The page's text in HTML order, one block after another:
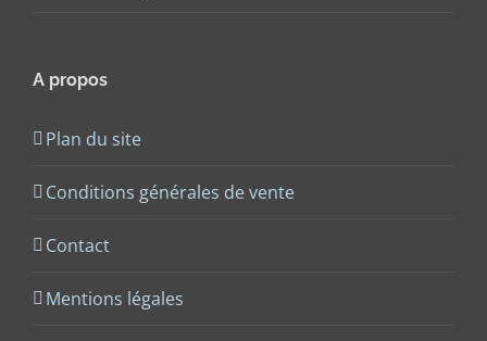
A propos
Plan du site
Conditions générales de vente
Contact
Mentions légales